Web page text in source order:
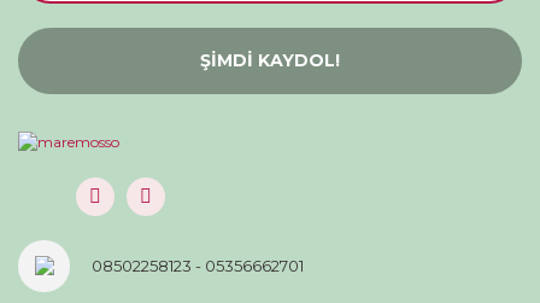
ŞİMDİ KAYDOL!
08502258123 - 05356662701